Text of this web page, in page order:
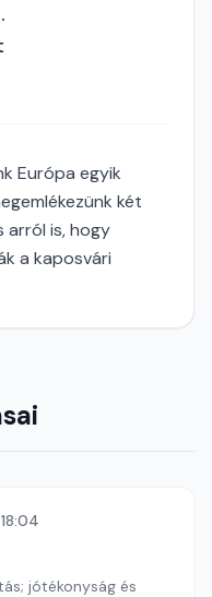
Európa egyik
két
arról is, hogy
a kaposvári
18:04
jótékonyság és